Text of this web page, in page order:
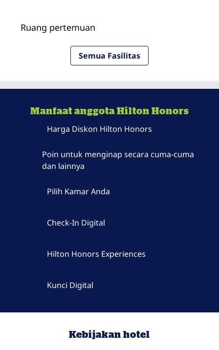
Ruang pertemuan
Semua Fasilitas
Manfaat anggota Hilton Honors
Harga Diskon Hilton Honors
Poin untuk menginap secara cuma-cuma
dan lainnya
Pilih Kamar Anda
Check-In Digital
Hilton Honors Experiences
Kunci Digital
Kebijakan hotel